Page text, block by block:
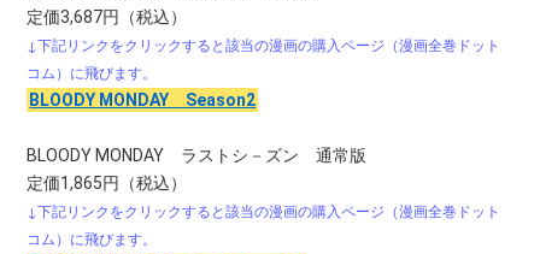
定価3,687円（税込）
↓下記リンクをクリックすると該当の漫画の購入ページ（漫画全巻ドット
コム）に飛びます。
BLOODY MONDAY Season2
BLOODY MONDAY ラストシ－ズン 通常版
定価1,865円（税込）
↓下記リンクをクリックすると該当の漫画の購入ページ（漫画全巻ドット
コム）に飛びます。